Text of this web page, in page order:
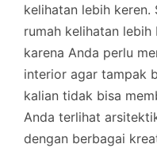
kelihatan lebih
rumah kelihatan
karena Anda perlu
interior agar tampak
kalian tidak bisa
Anda terlihat
dengan berbagai